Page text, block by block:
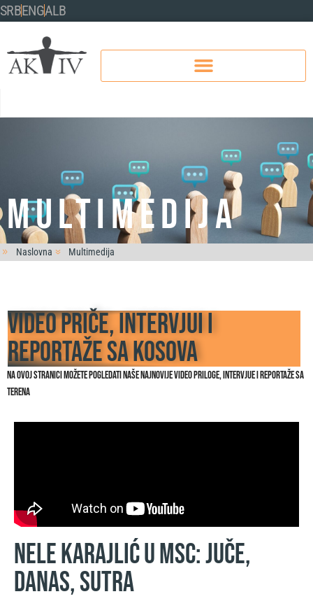
SRBENGALB
Multimedija
Naslovna Multimedija
Video priče, intervjui i
reportaže sa Kosova
Na ovoj stranici možete pogledati naše najnovije video priloge, intervjue i reportaže sa
terena
Nele Karajlić u MSC: Juče,
danas, sutra